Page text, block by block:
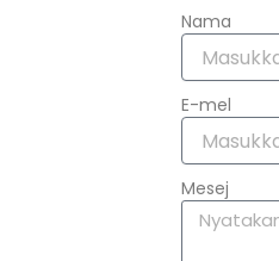
Nama
E-mel
Mesej